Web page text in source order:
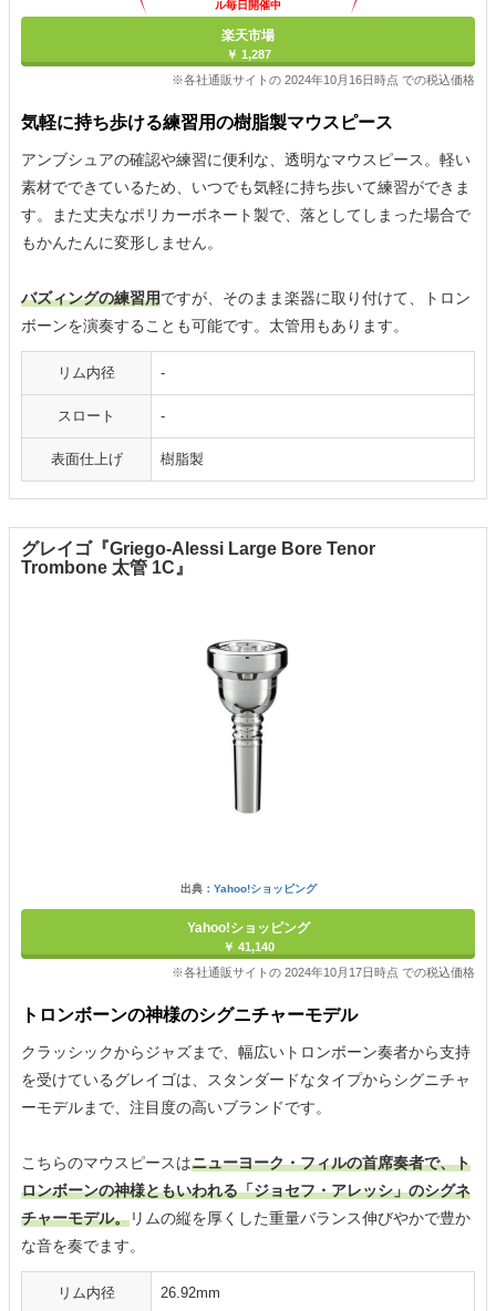
ル毎日開催中
楽天市場
￥ 1,287
※各社通販サイトの 2024年10月16日時点 での税込価格
気軽に持ち歩ける練習用の樹脂製マウスピース
アンブシュアの確認や練習に便利な、透明なマウスピース。軽い
素材でできているため、いつでも気軽に持ち歩いて練習ができま
す。また丈夫なポリカーボネート製で、落としてしまった場合で
もかんたんに変形しません。
バズィングの練習用ですが、そのまま楽器に取り付けて、トロン
ボーンを演奏することも可能です。太管用もあります。
リム内径 -
スロート -
表面仕上げ 樹脂製
グレイゴ『Griego-Alessi Large Bore Tenor
Trombone 太管 1C』
出典： Yahoo!ショッピング
Yahoo!ショッピング
￥ 41,140
※各社通販サイトの 2024年10月17日時点 での税込価格
トロンボーンの神様のシグニチャーモデル
クラッシックからジャズまで、幅広いトロンボーン奏者から支持
を受けているグレイゴは、スタンダードなタイプからシグニチャ
ーモデルまで、注目度の高いブランドです。
こちらのマウスピースはニューヨーク・フィルの首席奏者で、ト
ロンボーンの神様ともいわれる「ジョセフ・アレッシ」のシグネ
チャーモデル。リムの縦を厚くした重量バランス伸びやかで豊か
な音を奏でます。
リム内径 26.92mm